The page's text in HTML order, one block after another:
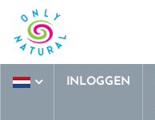
INLOGGEN